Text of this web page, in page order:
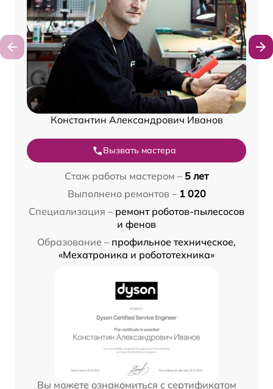
Константин Александрович Иванов
Вызвать мастера
Стаж работы мастером – 5 лет
Выполнено ремонтов – 1 020
Специализация – ремонт роботов-пылесосов
и фенов
Образование – профильное техническое,
«Мехатроника и робототехника»
Вы можете ознакомиться с сертификатом